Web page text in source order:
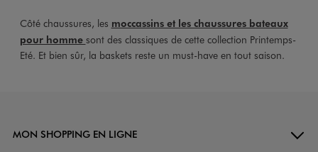
Côté chaussures, les moccassins et les chaussures bateaux
pour homme sont des classiques de cette collection Printemps-
Eté. Et bien sûr, la baskets reste un must-have en tout saison.
MON SHOPPING EN LIGNE